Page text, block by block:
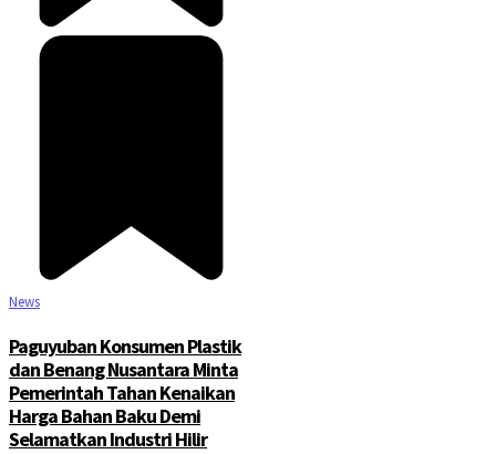
News
Paguyuban Konsumen Plastik
dan Benang Nusantara Minta
Pemerintah Tahan Kenaikan
Harga Bahan Baku Demi
Selamatkan Industri Hilir